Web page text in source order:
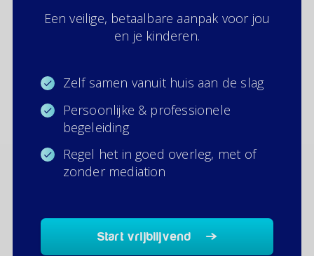
Een veilige, betaalbare aanpak voor jou
en je kinderen.
Zelf samen vanuit huis aan de slag
Persoonlijke & professionele
begeleiding
Regel het in goed overleg, met of
zonder mediation
Start vrijblijvend